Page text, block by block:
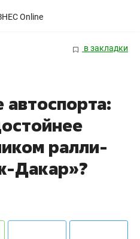
в закладки
автоспорта:
ралли-
Дакар»?